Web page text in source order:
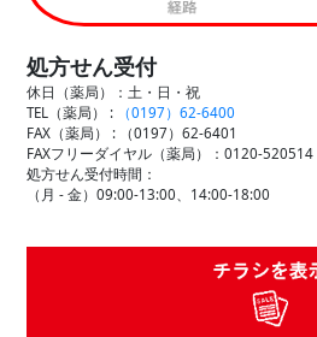
処方せん受付
休日（薬局）：土・日・祝
TEL（薬局） :
（0197）62-6400
FAX（薬局） :
（0197）62-6401
FAXフリーダイヤル（薬局）：0120-520514
処方せん受付時間：
（月 - 金）09:00-13:00、14:00-18:00